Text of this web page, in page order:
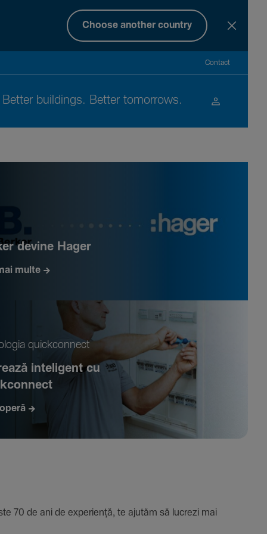
Choose another country
Contact
Better buil­dings. Better tomor­rows.
devine Hager
multe
quickconnect
inte­li­gent cu
de ani de expe­riență, te ajutăm să lucrezi mai